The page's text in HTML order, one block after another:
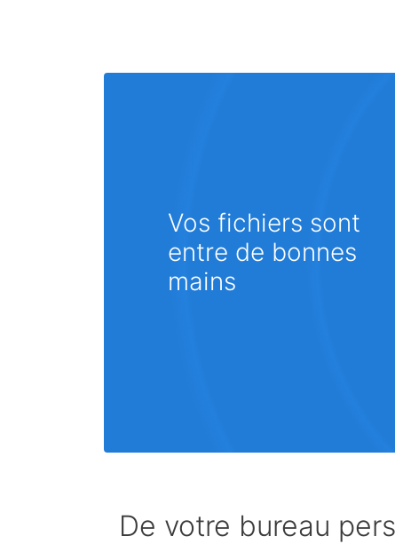
Vos fichiers sont
entre de bonnes
mains
De votre bureau